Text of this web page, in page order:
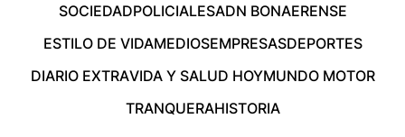
SOCIEDADPOLICIALESADN BONAERENSE
ESTILO DE VIDAMEDIOSEMPRESASDEPORTES
DIARIO EXTRAVIDA Y SALUD HOYMUNDO MOTOR
TRANQUERAHISTORIA